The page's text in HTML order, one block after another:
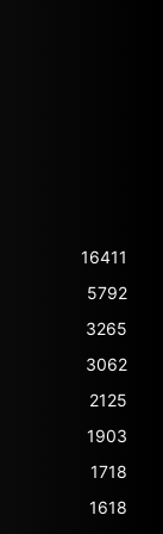
16411
5792
3265
3062
2125
1903
1718
1618